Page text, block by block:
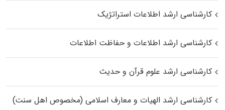
کارشناسی ارشد اطلاعات استراتژیک
کارشناسی ارشد اطلاعات و حفاظت اطلاعات
کارشناسی ارشد علوم قرآن و حدیث
کارشناسی ارشد الهیات و معارف اسلامی (مخصوص اهل سنت)